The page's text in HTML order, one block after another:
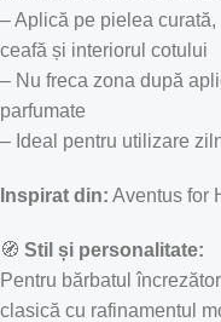
– Aplică pe pielea
ceafă și interiorul cotului
– Nu freca zona după
parfumate
– Ideal pentru utilizare
Inspirat din: Aventus for
🧭 Stil și personalitate:
Pentru bărbatul
clasică cu rafinamentul